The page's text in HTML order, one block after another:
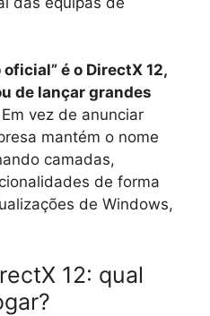
é o DirectX 12,
de lançar grandes
vez de anunciar
mantém o nome
camadas,
de forma
de Windows,
12: qual